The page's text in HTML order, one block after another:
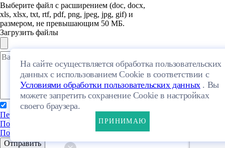
Выберите файл с расширением (doc, docx,
xls, xlsx, txt, rtf, pdf, png, jpeg, jpg, gif) и
размером, не превышающим 50 МБ.
Загрузить файлы
Я даю свое согласие на обработку
Персональных данных
Политикой конфиденциальностии
Пользовательским соглашением
Отправить
На сайте осуществляется обработка пользовательских
данных с использованием Cookie в соответствии с
Условиями обработки пользовательских данных. Вы
можете запретить сохранение Cookie в настройках
своего браузера.
ПРИНИМАЮ